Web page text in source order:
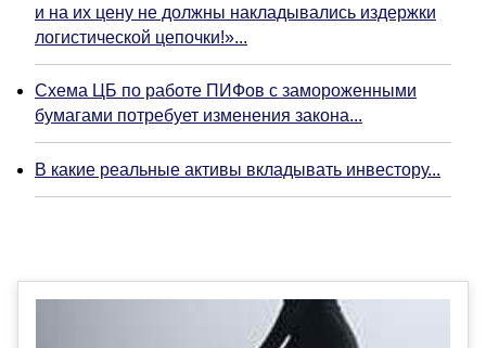
и на их цену не должны накладывались издержки
логистической цепочки!»...
Схема ЦБ по работе ПИФов с замороженными
бумагами потребует изменения закона...
В какие реальные активы вкладывать инвестору...